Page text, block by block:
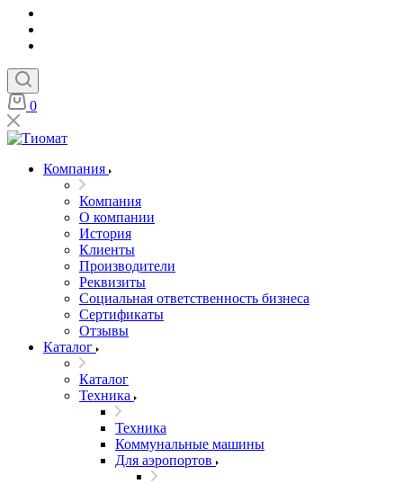
0
Компания
Компания
О компании
История
Клиенты
Производители
Реквизиты
Социальная ответственность бизнеса
Сертификаты
Отзывы
Каталог
Каталог
Техника
Техника
Коммунальные машины
Для аэропортов